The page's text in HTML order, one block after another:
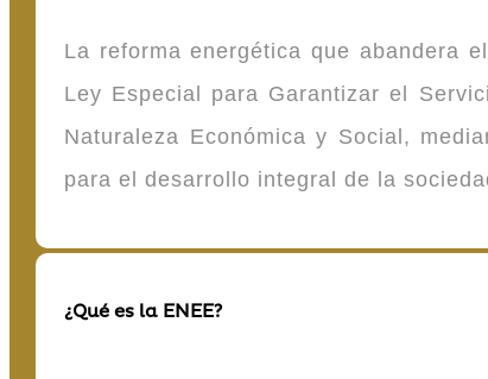
La reforma energética que abandera
Ley Especial para Garantizar el
Naturaleza Económica y Social,
para el desarrollo integral de la
¿Qué es la ENEE?